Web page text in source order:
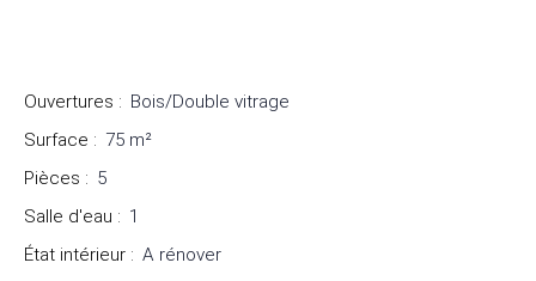
Ouvertures : Bois/Double vitrage
Surface : 75 m²
Pièces : 5
Salle d'eau : 1
État intérieur : A rénover